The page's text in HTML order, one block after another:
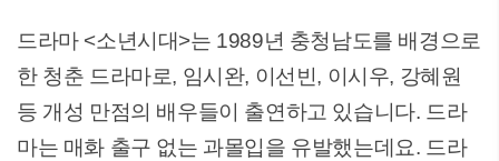
드라마 <소년시대>는 1989년 충청남도를 배경으로
한 청춘 드라마로, 임시완, 이선빈, 이시우, 강혜원
등 개성 만점의 배우들이 출연하고 있습니다. 드라
마는 매화 출구 없는 과몰입을 유발했는데요. 드라